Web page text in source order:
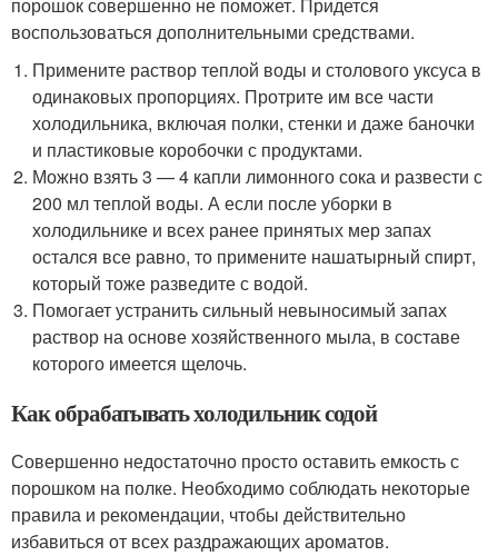
воспользоваться дополнительными средствами.
Примените раствор теплой воды и столового уксуса в
одинаковых пропорциях. Протрите им все части
холодильника, включая полки, стенки и даже баночки
и пластиковые коробочки с продуктами.
Можно взять 3 — 4 капли лимонного сока и развести с
200 мл теплой воды. А если после уборки в
холодильнике и всех ранее принятых мер запах
остался все равно, то примените нашатырный спирт,
который тоже разведите с водой.
Помогает устранить сильный невыносимый запах
раствор на основе хозяйственного мыла, в составе
которого имеется щелочь.
Как обрабатывать холодильник содой
Совершенно недостаточно просто оставить емкость с
порошком на полке. Необходимо соблюдать некоторые
правила и рекомендации, чтобы действительно
избавиться от всех раздражающих ароматов.